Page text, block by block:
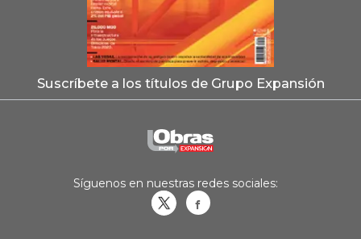
Suscríbete a los títulos de Grupo Expansión
Síguenos en nuestras redes sociales: